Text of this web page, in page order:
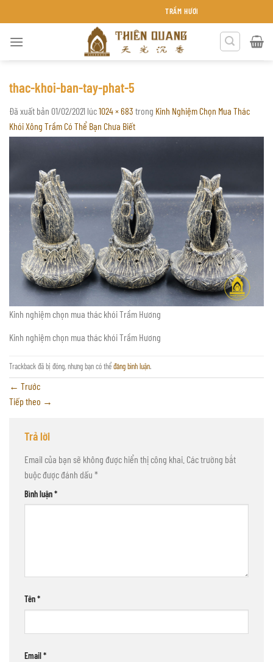
đến
TRẦM HƯƠNG THIÊN QUANG KHÁNH HÒA
thac-khoi-ban-tay-phat-5
Đã xuất bản 01/02/2021 lúc1024 × 683 trong Kinh Nghiệm Chọn Mua Thác
Khói Xông Trầm Có Thể Bạn Chưa Biết
Kinh nghiệm chọn mua thác khói Trầm Hương
Kinh nghiệm chọn mua thác khói Trầm Hương
Trackback đã bị đóng, nhưng bạn có thểđăng bình luận.
← Trước
Tiếp theo →
Trả lời
Email của bạn sẽ không được hiển thị công khai. Các trường bắt
buộc được đánh dấu *
Bình luận*
Tên*
Email*